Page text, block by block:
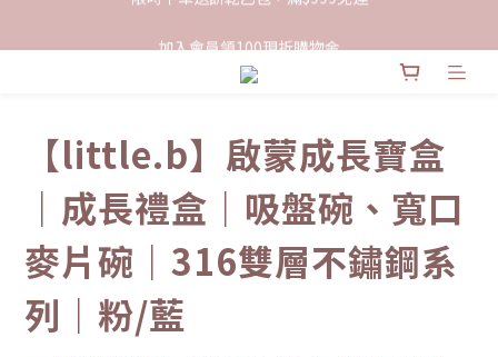
限時下單送餅乾乙包，滿$999免運
【little.b】啟蒙成長寶盒
｜成長禮盒｜吸盤碗、寬口
麥片碗｜316雙層不鏽鋼系
列｜粉/藍